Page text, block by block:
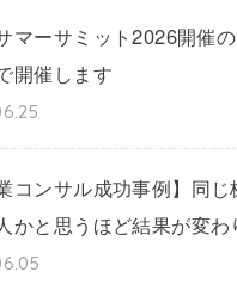
マーサミット2026開催
開催します
コンサル成功事例】同
かと思うほど結果が変わ